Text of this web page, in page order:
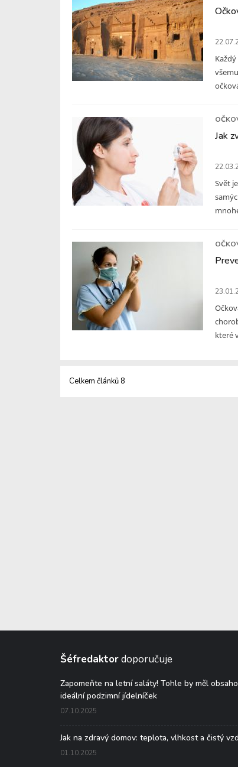
Jak
Svět
které
Celkem článků 8
Šéfredaktordoporučuje
Zapomeňte na letní saláty! Tohle by měl
ideální podzimní jídelníček
07.10.2025
Jak na zdravý domov: teplota, vlhkost a čistý
01.10.2025